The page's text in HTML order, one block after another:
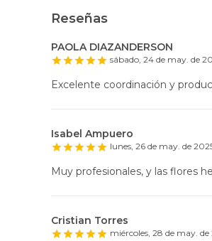
Reseñas
PAOLA DIAZANDERSON
sábado, 24 de may. de
Excelente coordinación y
Isabel Ampuero
lunes, 26 de may. de
Muy profesionales, y las flores
Cristian Torres
miércoles, 28 de may. de